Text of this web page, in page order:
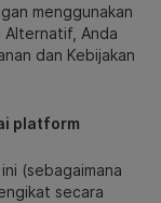
menggunakan
Alternatif, Anda
dan Kebijakan
platform
(sebagaimana
secara